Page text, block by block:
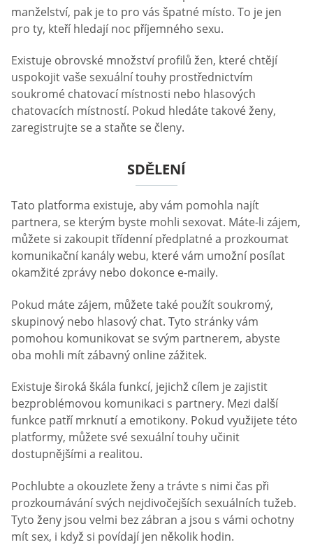
manželství, pak je to pro vás špatné místo. To je jen
pro ty, kteří hledají noc příjemného sexu.
Existuje obrovské množství profilů žen, které chtějí
uspokojit vaše sexuální touhy prostřednictvím
soukromé chatovací místnosti nebo hlasových
chatovacích místností. Pokud hledáte takové ženy,
zaregistrujte se a staňte se členy.
SDĚLENÍ
Tato platforma existuje, aby vám pomohla najít
partnera, se kterým byste mohli sexovat. Máte-li zájem,
můžete si zakoupit třídenní předplatné a prozkoumat
komunikační kanály webu, které vám umožní posílat
okamžité zprávy nebo dokonce e-maily.
Pokud máte zájem, můžete také použít soukromý,
skupinový nebo hlasový chat. Tyto stránky vám
pomohou komunikovat se svým partnerem, abyste
oba mohli mít zábavný online zážitek.
Existuje široká škála funkcí, jejichž cílem je zajistit
bezproblémovou komunikaci s partnery. Mezi další
funkce patří mrknutí a emotikony. Pokud využijete této
platformy, můžete své sexuální touhy učinit
dostupnějšími a realitou.
Pochlubte a okouzlete ženy a trávte s nimi čas při
prozkoumávání svých nejdivočejších sexuálních tužeb.
Tyto ženy jsou velmi bez zábran a jsou s vámi ochotny
mít sex, i když si povídají jen několik hodin.